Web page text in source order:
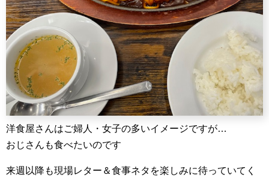
洋食屋さんはご婦人・女子の多いイメージですが…
おじさんも食べたいのです
来週以降も現場レター＆食事ネタを楽しみに待っていてく